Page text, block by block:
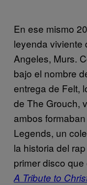
En ese mismo
leyenda viviente
Angeles, Murs.
bajo el nombre
entrega de Felt,
de The Grouch,
ambos
Legends, un
la historia del
primer disco
A Tribute to